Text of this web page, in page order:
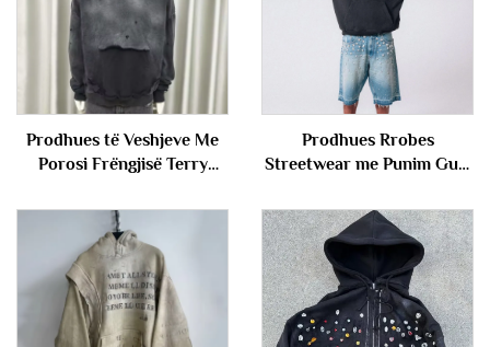
Prodhues të Veshjeve Me
Porosi Frëngjisë Terry
ngjyrim acidik vintage me
copëtim të shkatërruar
Fustan me Kapuç për
Meshkuj
Prodhues Rrobes
Streetwear me Punim Guri
Dizajn për Meshkuj